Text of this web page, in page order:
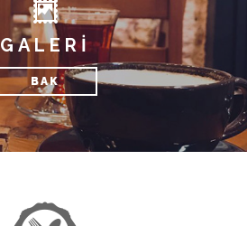
GALERİ
BAK